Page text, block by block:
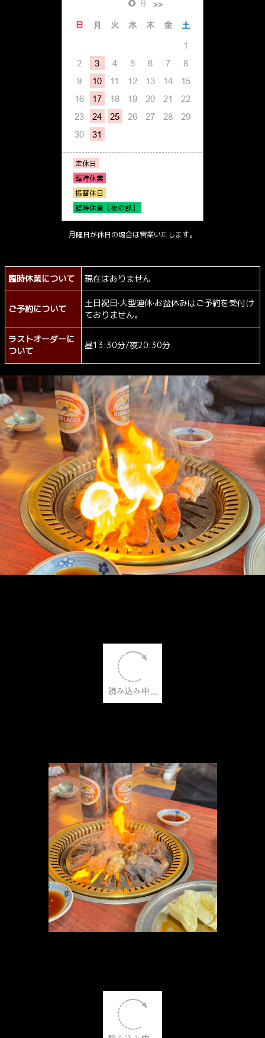
月曜日が休日の場合は営業いたします。
臨時休業について 現在はありません
ご予約について
土日祝日·大型連休·お盆休みはご予約を受付け
ておりません。
ラストオーダーに
ついて
昼13:30分/夜20:30分